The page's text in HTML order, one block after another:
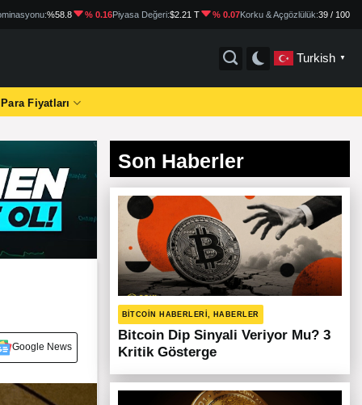
%58.8 % 0.16Piyasa Değeri:$2.21 T % 0.07Korku & Açgözlülük:39 / 100
Turkish ▼
Fiyatları
Google News
Son Haberler
BITCOIN HABERLERI, HABERLER
Bitcoin Dip Sinyali Veriyor Mu? 3
Kritik Gösterge